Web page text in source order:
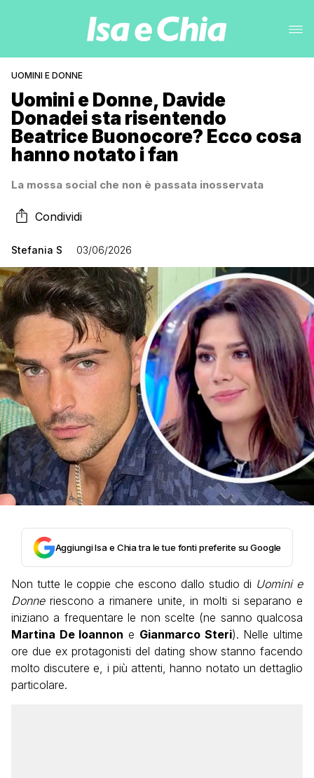
UOMINI E DONNE
Uomini e Donne, Davide
Donadei sta risentendo
Beatrice Buonocore? Ecco cosa
hanno notato i fan
La mossa social che non è passata inosservata
Condividi
Stefania S 03/06/2026
Aggiungi Isa e Chia tra le tue fonti preferite su Google
Non tutte le coppie che escono dallo studio di Uomini e
Donne riescono a rimanere unite, in molti si separano e
iniziano a frequentare le non scelte (ne sanno qualcosa
Martina De Ioannon e Gianmarco Steri). Nelle ultime
ore due ex protagonisti del dating show stanno facendo
molto discutere e, i più attenti, hanno notato un dettaglio
particolare.